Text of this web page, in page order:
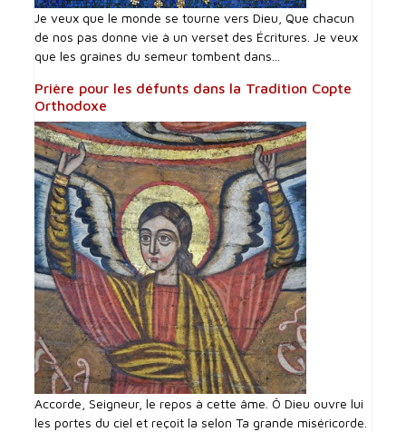
Je veux que le monde se tourne vers Dieu, Que chacun
de nos pas donne vie à un verset des Écritures. Je veux
que les graines du semeur tombent dans...
Prière pour les défunts dans la Tradition Copte
Orthodoxe
Accorde, Seigneur, le repos à cette âme. Ô Dieu ouvre lui
les portes du ciel et reçoit la selon Ta grande miséricorde.